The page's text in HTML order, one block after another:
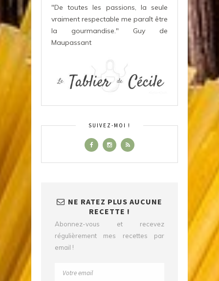
"De toutes les passions, la seule
vraiment respectable me paraît être
la gourmandise." Guy de
Maupassant
SUIVEZ-MOI !
NE RATEZ PLUS AUCUNE
RECETTE !
Abonnez-vous et recevez
régulièrement mes recettes par
email !